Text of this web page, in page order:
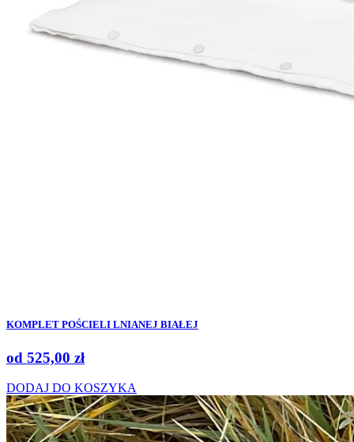
KOMPLET POŚCIELI LNIANEJ BIAŁEJ
od 525,00 zł
DODAJ DO KOSZYKA